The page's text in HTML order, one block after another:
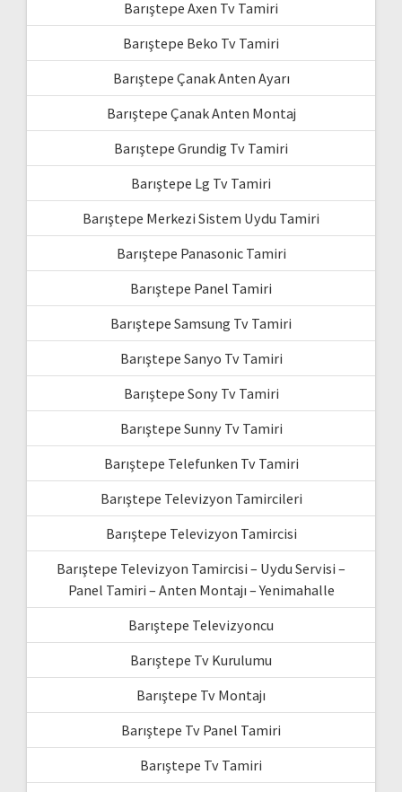
Barıştepe Axen Tv Tamiri
Barıştepe Beko Tv Tamiri
Barıştepe Çanak Anten Ayarı
Barıştepe Çanak Anten Montaj
Barıştepe Grundig Tv Tamiri
Barıştepe Lg Tv Tamiri
Barıştepe Merkezi Sistem Uydu Tamiri
Barıştepe Panasonic Tamiri
Barıştepe Panel Tamiri
Barıştepe Samsung Tv Tamiri
Barıştepe Sanyo Tv Tamiri
Barıştepe Sony Tv Tamiri
Barıştepe Sunny Tv Tamiri
Barıştepe Telefunken Tv Tamiri
Barıştepe Televizyon Tamircileri
Barıştepe Televizyon Tamircisi
Barıştepe Televizyon Tamircisi – Uydu Servisi –
Panel Tamiri – Anten Montajı – Yenimahalle
Barıştepe Televizyoncu
Barıştepe Tv Kurulumu
Barıştepe Tv Montajı
Barıştepe Tv Panel Tamiri
Barıştepe Tv Tamiri